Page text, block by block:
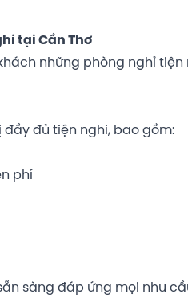
tại Cần Thơ
những phòng nghỉ
đầy đủ tiện nghi, bao gồm:
phí
sàng đáp ứng mọi nhu